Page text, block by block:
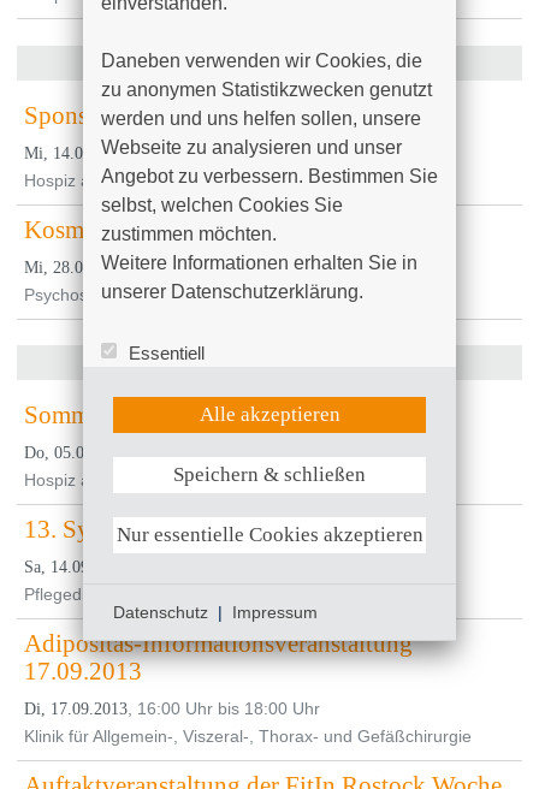
August 2013
Sponsorenlauf
Mi, 14.08.2013, 18:00 Uhr
Hospiz am Klinikum Südstadt Rostock
Kosmetikseminar für Krebspatientinnen
Mi, 28.08.2013, 15:00 Uhr
Psychosoziales Zentrum am Klinikum Südstadt Rostock
Sommerfest Hospiz
Do, 05.09.2013, 17:00 Uhr
Hospiz am Klinikum Südstadt Rostock
13. Symposium für Krankenpflege
Sa, 14.09.2013
Pflegedienstleitung, Klinikum Südstadt Rostock
Adipositas-Informationsveranstaltung
17.09.2013
Di, 17.09.2013, 16:00 Uhr bis 18:00 Uhr
Klinik für Allgemein-, Viszeral-, Thorax- und Gefäßchirurgie
Daneben verwenden wir Cookies, die
zu anonymen Statistikzwecken genutzt
werden und uns helfen sollen, unsere
Webseite zu analysieren und unser
Angebot zu verbessern. Bestimmen Sie
selbst, welchen Cookies Sie
zustimmen möchten.
Weitere Informationen erhalten Sie in
unserer Datenschutzerklärung.
Essentiell
UX (Hotjar)
Weitere Informationen anzeigen
Alle akzeptieren
Speichern & schließen
Nur essentielle Cookies akzeptieren
Datenschutz | Impressum